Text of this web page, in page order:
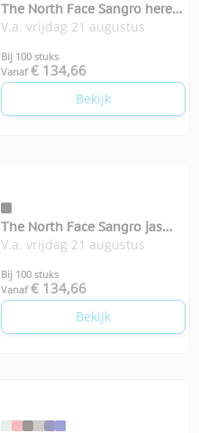
The North Face Sangro heren
jas
V.a. vrijdag 21 augustus
Bij 100 stuks
Vanaf € 134,66
Bekijk
The North Face Sangro jas
dames
V.a. vrijdag 21 augustus
Bij 100 stuks
Vanaf € 134,66
Bekijk